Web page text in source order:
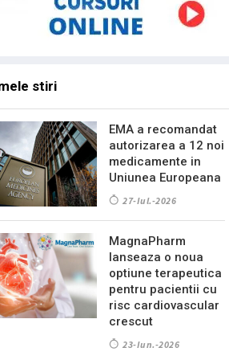
stiri
EMA a recomandat
autorizarea a 12 noi
medicamente in
Uniunea Europeana
27-Iul.-2026
MagnaPharm
lanseaza o noua
optiune terapeutica
pentru pacientii cu
risc cardiovascular
crescut
23-Iun.-2026